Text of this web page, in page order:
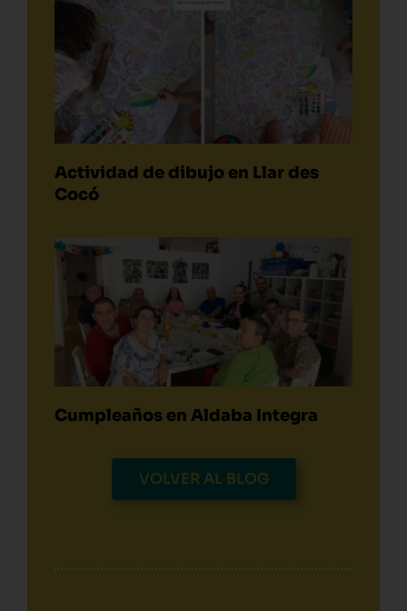
Actividad de dibujo en Llar des
Cocó
Cumpleaños en Aldaba Integra
VOLVER AL BLOG